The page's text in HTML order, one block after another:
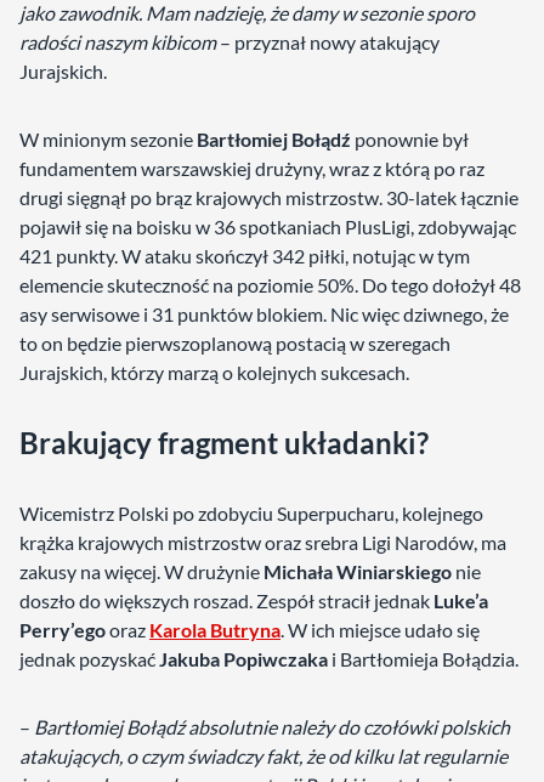
jako zawodnik. Mam nadzieję, że damy w sezonie sporo
radości naszym kibicom– przyznał nowy atakujący
Jurajskich.
W minionym sezonie Bartłomiej Bołądź ponownie był
fundamentem warszawskiej drużyny, wraz z którą po raz
drugi sięgnął po brąz krajowych mistrzostw. 30-latek łącznie
pojawił się na boisku w 36 spotkaniach PlusLigi, zdobywając
421 punkty. W ataku skończył 342 piłki, notując w tym
elemencie skuteczność na poziomie 50%. Do tego dołożył 48
asy serwisowe i 31 punktów blokiem. Nic więc dziwnego, że
to on będzie pierwszoplanową postacią w szeregach
Jurajskich, którzy marzą o kolejnych sukcesach.
Brakujący fragment układanki?
Wicemistrz Polski po zdobyciu Superpucharu, kolejnego
krążka krajowych mistrzostw oraz srebra Ligi Narodów, ma
zakusy na więcej. W drużynie Michała Winiarskiego nie
doszło do większych roszad. Zespół stracił jednak Luke’a
Perry’egooraz Karola Butryna. W ich miejsce udało się
jednak pozyskaćJakuba Popiwczaka i Bartłomieja Bołądzia.
– Bartłomiej Bołądź absolutnie należy do czołówki polskich
atakujących, o czym świadczy fakt, że od kilku lat regularnie